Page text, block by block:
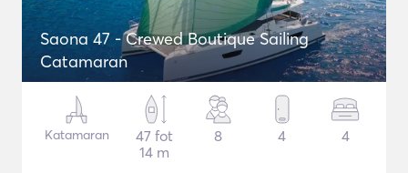
Saona 47 - Crewed Boutique Sailing
Catamaran
Katamaran
47 fot
14 m
8 4 4